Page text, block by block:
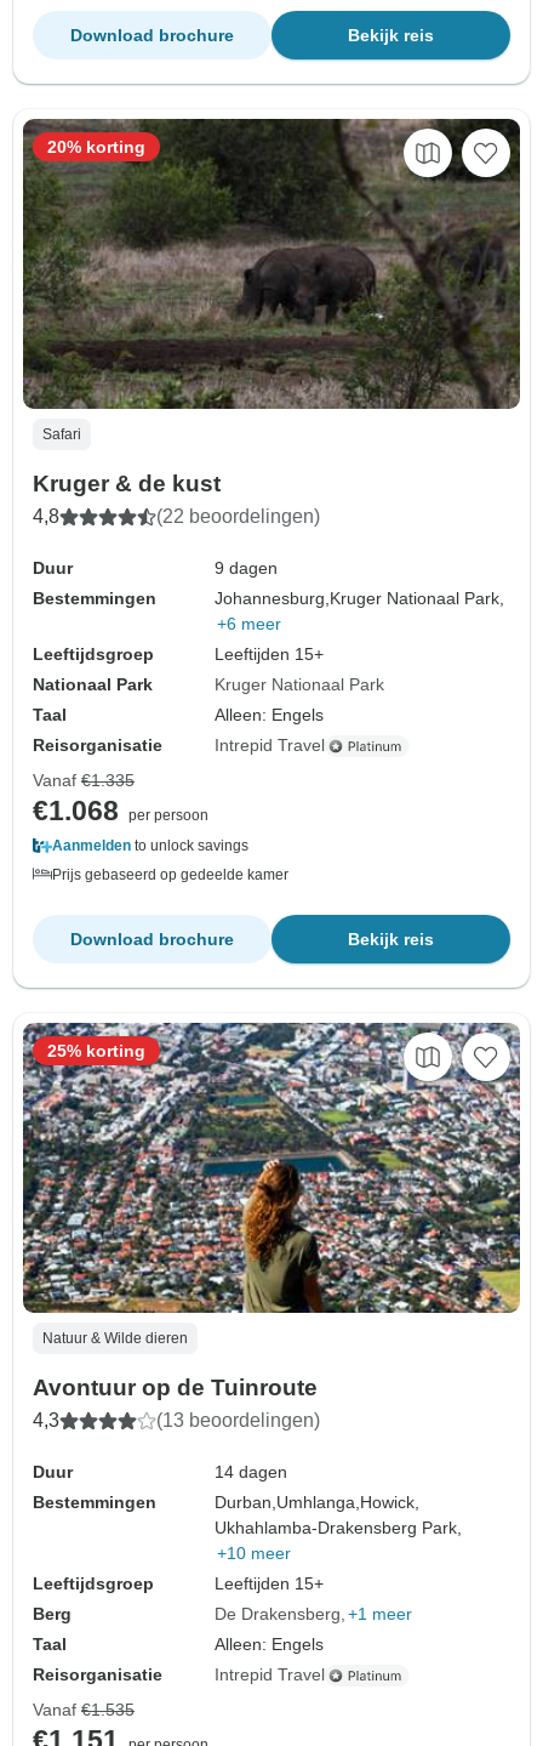
Bekijk reis
Download brochure
Safari
Kruger & de kust
4,8 (22 beoordelingen)
Duur
9 dagen
Bestemmingen
Johannesburg, Kruger Nationaal Park,
+6 meer
Leeftijdsgroep
Leeftijden 15+
Nationaal Park
Kruger Nationaal Park
Taal
Alleen: Engels
Reisorganisatie
Intrepid Travel
20% korting
Vanaf €1.335
€1.068
per persoon
Aanmelden to unlock savings
Prijs gebaseerd op gedeelde kamer
Bekijk reis
Download brochure
Natuur & Wilde dieren
Avontuur op de Tuinroute
4,3 (13 beoordelingen)
Duur
14 dagen
Bestemmingen
Durban, Umhlanga, Howick,
Ukhahlamba-Drakensberg Park,
+10 meer
Leeftijdsgroep
Leeftijden 15+
Berg
De Drakensberg +1 meer
Taal
Alleen: Engels
Reisorganisatie
Intrepid Travel
25% korting
Vanaf €1.535